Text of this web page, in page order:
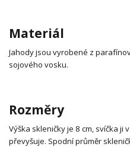
Materiál
Jahody jsou vyrobené z
sojového vosku.
Rozměry
Výška skleničky je 8 cm, svíčka ji
převyšuje. Spodní průměr